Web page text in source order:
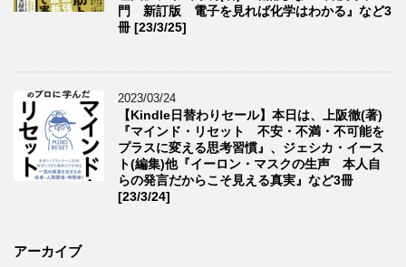
門 新訂版 電子を見れば化学はわかる』など3
冊 [23/3/25]
2023/03/24
【Kindle日替わりセール】本日は、上阪徹(著)
『マインド・リセット 不安・不満・不可能を
プラスに変える思考習慣』、ジェシカ・イース
ト(編集)他『イーロン・マスクの生声 本人自
らの発言だからこそ見える真実』など3冊
[23/3/24]
アーカイブ